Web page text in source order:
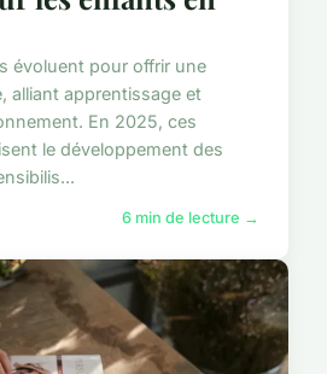
évoluent pour offrir une
alliant apprentissage et
En 2025, ces
le développement des
6 min de lecture →